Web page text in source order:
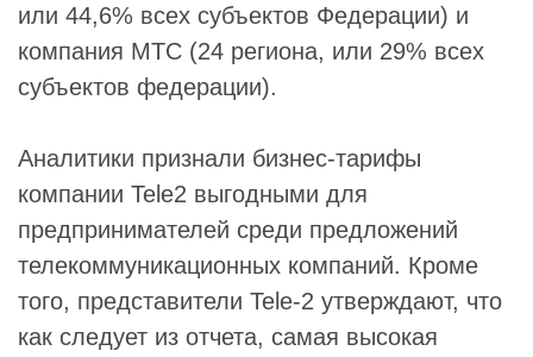
или 44,6% всех субъектов Федерации) и
компания МТС (24 региона, или 29% всех
субъектов федерации).
Аналитики признали бизнес-тарифы
компании Tele2 выгодными для
предпринимателей среди предложений
телекоммуникационных компаний. Кроме
того, представители Tele-2 утверждают, что
как следует из отчета, самая высокая